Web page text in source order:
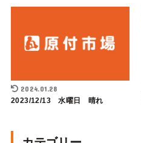
2024.01.28
2023/12/13 水曜日 晴れ